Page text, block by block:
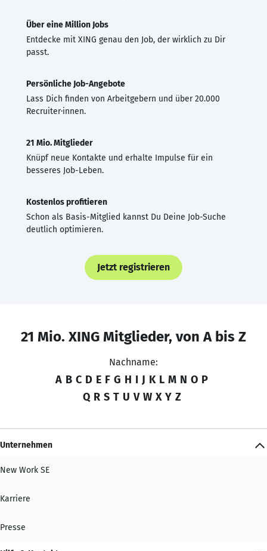
Über eine Million Jobs
Entdecke mit XING genau den Job, der wirklich zu Dir
passt.
Persönliche Job-Angebote
Lass Dich finden von Arbeitgebern und über 20.000
Recruiter·innen.
21 Mio. Mitglieder
Knüpf neue Kontakte und erhalte Impulse für ein
besseres Job-Leben.
Kostenlos profitieren
Schon als Basis-Mitglied kannst Du Deine Job-Suche
deutlich optimieren.
Jetzt registrieren
21 Mio. XING Mitglieder, von A bis Z
Nachname:
A B C D E F G H I J K L M N O P
Q R S T U V W X Y Z
Unternehmen
New Work SE
Karriere
Presse